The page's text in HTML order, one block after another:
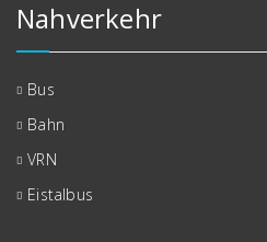
Nahverkehr
Bus
Bahn
VRN
Eistalbus